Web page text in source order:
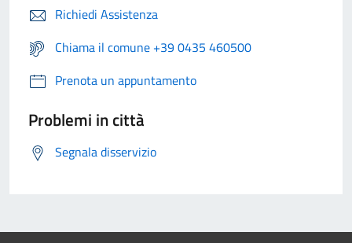
Richiedi Assistenza
Chiama il comune +39 0435 460500
Prenota un appuntamento
Problemi in città
Segnala disservizio